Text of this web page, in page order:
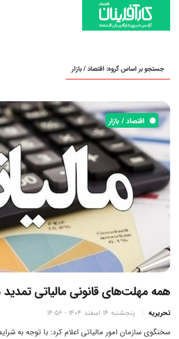
جستجو بر اساس گروه: اقتصاد / بازار
اقتصاد / بازار
همه مهلت‌های قانونی مالیاتی
تحریریه پنجشنبه 14 اسفند 1404 - 14:56
سخنگوی سازمان امور مالیاتی اعلام کرد: با توجه به